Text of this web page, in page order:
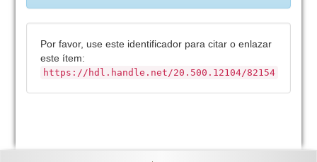
Por favor, use este identificador para citar o enlazar
este ítem:
https://hdl.handle.net/20.500.12104/82154